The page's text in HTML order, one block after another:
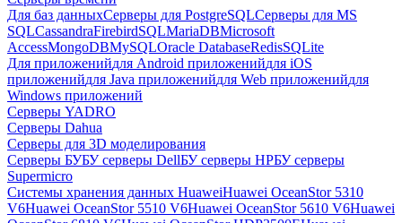
Для баз данныхСерверы для PostgreSQLСерверы для MS
SQLCassandraFirebirdSQLMariaDBMicrosoft
AccessMongoDBMySQLOracle DatabaseRedisSQLite
Для приложенийдля Android приложенийдля iOS
приложенийдля Java приложенийдля Web приложенийдля
Windows приложений
Серверы YADRO
Серверы Dahua
Серверы для 3D моделирования
Серверы БУБУ серверы DellБУ серверы HPБУ серверы
Supermicro
Системы хранения данных HuaweiHuawei OceanStor 5310
V6Huawei OceanStor 5510 V6Huawei OceanStor 5610 V6Huawei